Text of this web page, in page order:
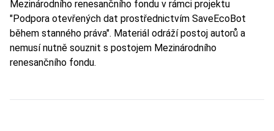
Mezinárodního renesančního fondu v rámci projektu
"Podpora otevřených dat prostřednictvím SaveEcoBot
během stanného práva". Materiál odráží postoj autorů a
nemusí nutně souznit s postojem Mezinárodního
renesančního fondu.